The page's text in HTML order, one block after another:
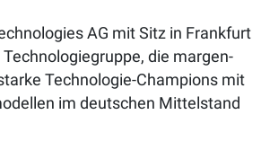
AG mit Sitz in Frankfurt
die margen-
Technologie-Champions mit
im deutschen Mittelstand